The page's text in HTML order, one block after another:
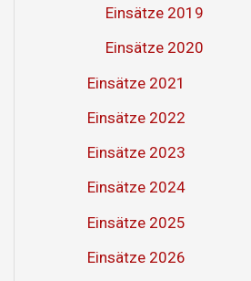
Einsätze 2019
Einsätze 2020
Einsätze 2021
Einsätze 2022
Einsätze 2023
Einsätze 2024
Einsätze 2025
Einsätze 2026